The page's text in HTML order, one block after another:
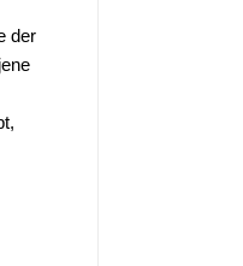
der